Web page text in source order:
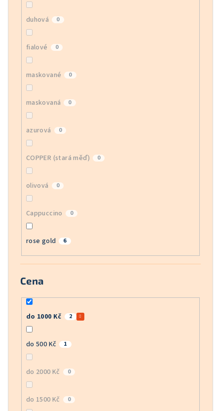
duhová 0
fialové 0
maskované 0
maskovaná 0
azurová 0
COPPER (stará měď) 0
olivová 0
Cappuccino 0
rose gold 6
Cena
do 1000 Kč 2
do 500 Kč 1
do 2000 Kč 0
do 1500 Kč 0